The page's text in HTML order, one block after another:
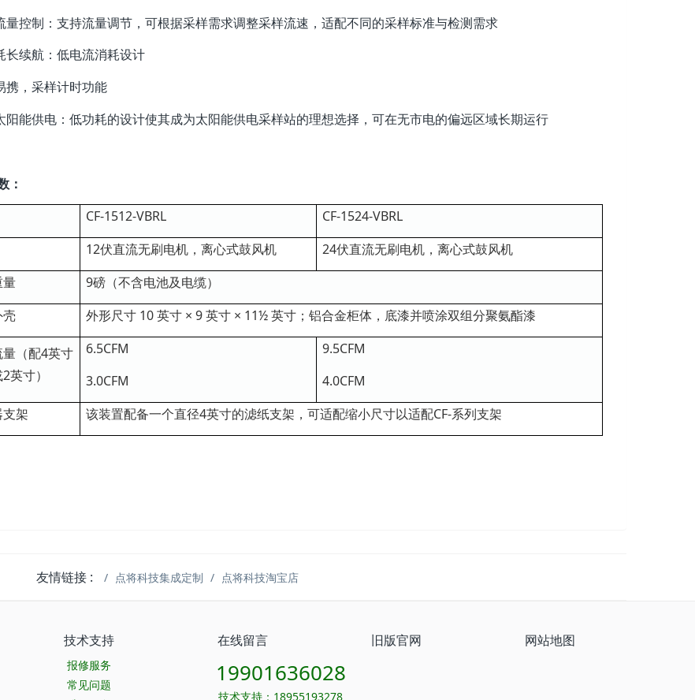
量控制：支持流量调节，可根据采样需求调整采样流速，适配不同的采样标准与检测需求
长续航：低电流消耗设计
携，采样计时功能
阳能供电：低功耗的设计使其成为太阳能供电采样站的理想选择，可在无市电的偏远区域长期运行
：
CF-1512-VBRL
CF-1524-VBRL
12伏直流无刷电机，离心式鼓风机
24伏直流无刷电机，离心式鼓风机
9磅（不含电池及电缆）
外形尺寸 10 英寸 × 9 英寸 × 11½ 英寸；铝合金柜体，底漆并喷涂双组分聚氨酯漆
（配4英寸
英寸）
6.5CFM
3.0CFM
9.5CFM
4.0CFM
架
该装置配备一个直径4英寸的滤纸支架，可适配缩小尺寸以适配CF-系列支架
友情链接 : 点将科技集成定制 点将科技淘宝店
技术支持
报修服务
常见问题
在线留言 旧版官网 网站地图
19901636028
技术支持：18955193278